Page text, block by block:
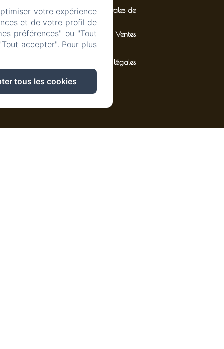
Conditions Générales de
Ventes
Mentions légales
votre expérience
et de votre profil de
préférences" ou "Tout
accepter". Pour plus
tous les cookies